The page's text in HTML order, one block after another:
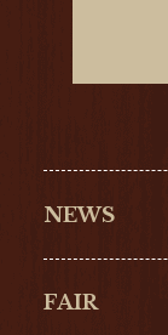
NEWS
FAIR